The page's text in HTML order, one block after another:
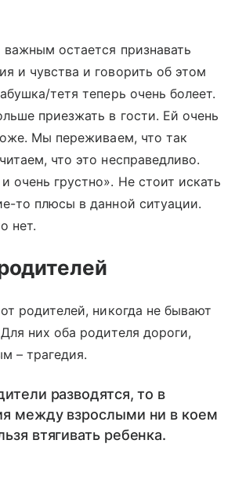
остается признавать
и чувства и говорить об этом
тетя теперь очень болеет.
приезжать в гости. Ей очень
Мы переживаем, что так
что это несправедливо.
очень грустно». Не стоит искать
то плюсы в данной ситуации.
нет.
родителей, никогда не бывают
них оба родителя дороги,
– трагедия.
разводятся, то в
между взрослыми ни в коем
втягивать ребенка.